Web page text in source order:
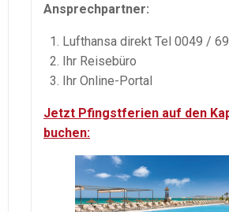
Ansprechpartner:
Lufthansa direkt Tel 0049 /
Ihr Reisebüro
Ihr Online-Portal
Jetzt Pfingstferien auf den
buchen: